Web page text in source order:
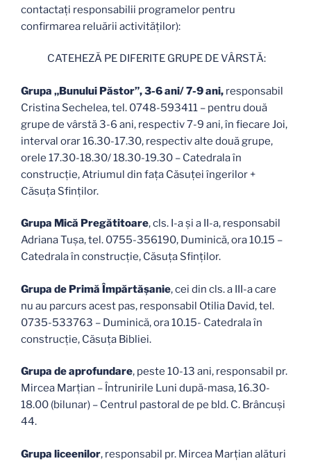
contactați responsabilii programelor pentru
confirmarea reluării activităților):
CATEHEZĂ PE DIFERITE GRUPE DE VÂRSTĂ:
Grupa „Bunului Păstor”, 3-6 ani/ 7-9 ani, responsabil
Cristina Sechelea, tel. 0748-593411 – pentru două
grupe de vârstă 3-6 ani, respectiv 7-9 ani, în fiecare Joi,
interval orar 16.30-17.30, respectiv alte două grupe,
orele 17.30-18.30/ 18.30-19.30 – Catedrala în
construcție, Atriumul din faţa Căsuţei îngerilor +
Căsuța Sfinților.
Grupa Mică Pregătitoare, cls. I-a și a II-a, responsabil
Adriana Tușa, tel. 0755-356190, Duminică, ora 10.15 –
Catedrala în construcție, Căsuţa Sfinţilor.
Grupa de Primă Împărtăşanie, cei din cls. a III-a care
nu au parcurs acest pas, responsabil Otilia David, tel.
0735-533763 – Duminică, ora 10.15- Catedrala în
construcție, Căsuţa Bibliei.
Grupa de aprofundare, peste 10-13 ani, responsabil pr.
Mircea Marțian – Întrunirile Luni după-masa, 16.30-
18.00 (bilunar) – Centrul pastoral de pe bld. C. Brâncuși
44.
Grupa liceenilor, responsabil pr. Mircea Marțian alături